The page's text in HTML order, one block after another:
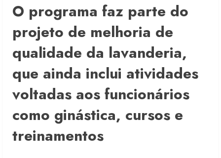
O programa faz parte do
projeto de melhoria de
qualidade da lavanderia,
que ainda inclui atividades
voltadas aos funcionários
como ginástica, cursos e
treinamentos